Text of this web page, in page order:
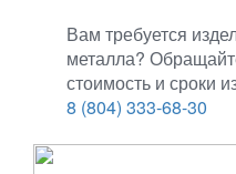
Вам требуется
металла?
стоимость и сроки
8 (804) 333-68-30